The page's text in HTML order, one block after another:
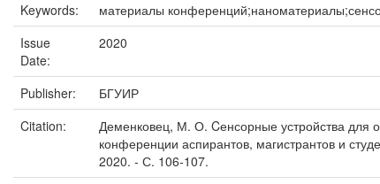
Keywords:
материалы
Issue
Date:
2020
Publisher:
БГУИР
Citation:
Деменковец, М. О. Cенсорные устройства для
конференции аспирантов, магистрантов и
2020. - С. 106-107.